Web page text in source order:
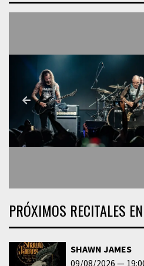
PRÓXIMOS RECITALES
SHAWN JAMES
09/08/2026